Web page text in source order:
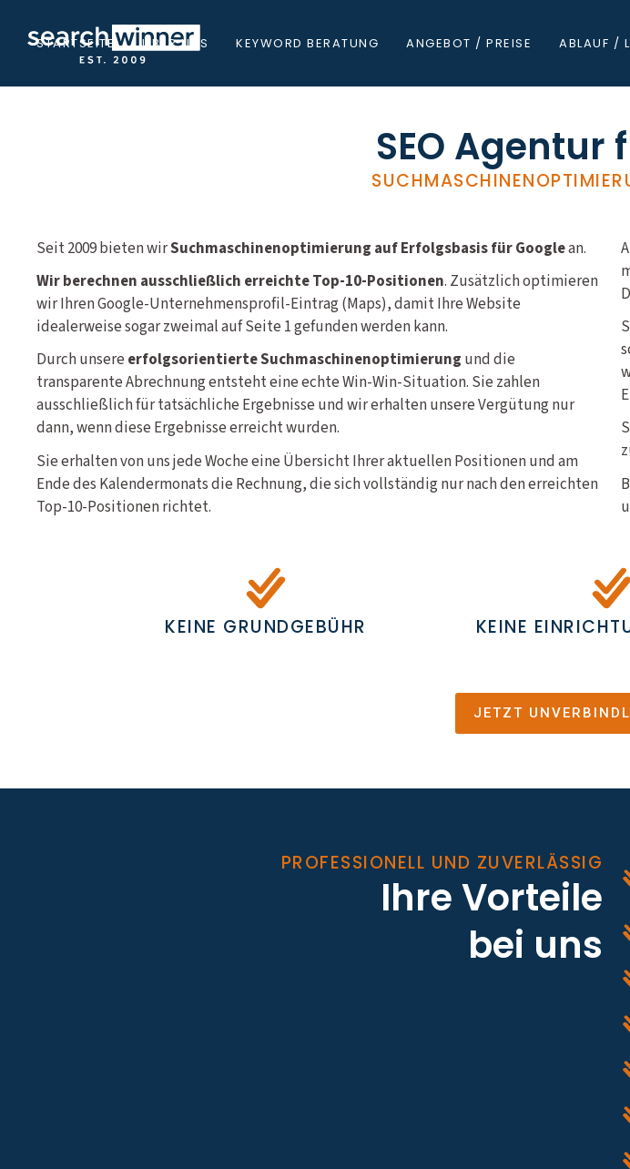
STARTSEITE ÜBER UNS KEYWORD BERATUNG ANGEBOT / PREISE ABLAUF /
SEO Agentur
Seit 2009 bieten wirSuchmaschinenoptimierung auf Erfolgsbasis für Googlean.
Wir berechnen ausschließlich erreichte Top-10-Positionen. Zusätzlich optimieren
wir Ihren Google-Unternehmensprofil-Eintrag (Maps), damit Ihre Website
idealerweise sogar zweimal auf Seite 1 gefunden werden kann.
Durch unsere erfolgsorientierte Suchmaschinenoptimierung und die
transparente Abrechnung entsteht eine echte Win-Win-Situation. Sie zahlen
ausschließlich für tatsächliche Ergebnisse und wir erhalten unsere Vergütung nur
dann, wenn diese Ergebnisse erreicht wurden.
Sie erhalten von uns jede Woche eine Übersicht Ihrer aktuellen Positionen und am
Ende des Kalendermonats die Rechnung, die sich vollständig nur nach den erreichten
Top-10-Positionen richtet.
KEINE GRUNDGEBÜHR KEINE
JETZT
PROFESSIONELL UND ZUVERLÄSSIG
Ihre Vorteile
bei uns